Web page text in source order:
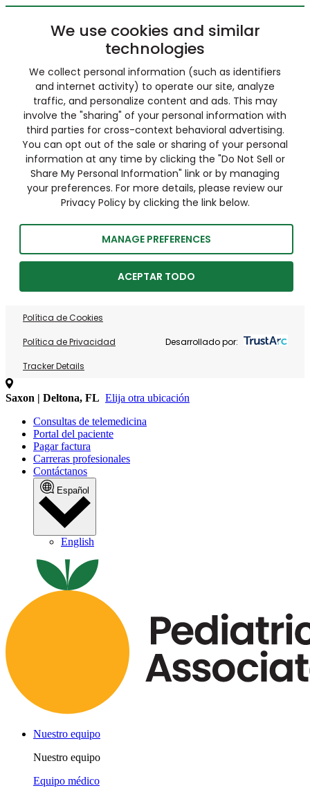
We use cookies and similar
technologies
We collect personal information (such as identifiers
and internet activity) to operate our site, analyze
traffic, and personalize content and ads. This may
involve the "sharing" of your personal information with
third parties for cross-context behavioral advertising.
You can opt out of the sale or sharing of your personal
information at any time by clicking the "Do Not Sell or
Share My Personal Information" link or by managing
your preferences. For more details, please review our
Privacy Policy by clicking the link below.
MANAGE PREFERENCES
ACEPTAR TODO
Política de Cookies
Política de Privacidad
Tracker Details
Desarrollado por:
Saxon | Deltona, FL Elija otra ubicación
Consultas de telemedicina
Portal del paciente
Pagar factura
Carreras profesionales
Contáctanos
Español
English
Nuestro equipo
Nuestro equipo
Equipo médico